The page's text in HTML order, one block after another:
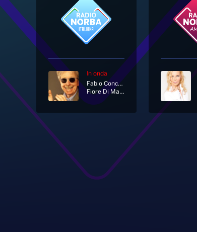
In onda
Fabio Concato
Fiore Di Maggio